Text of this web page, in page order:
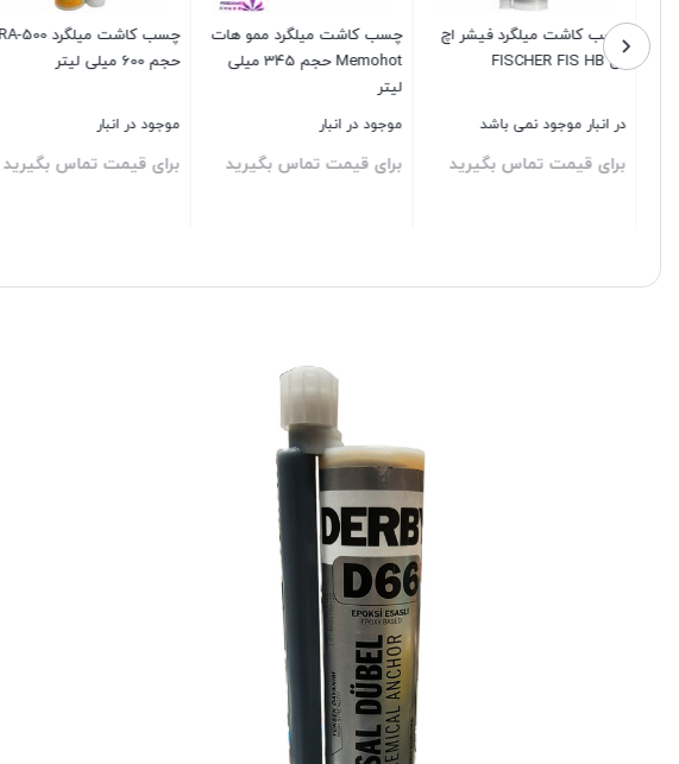
چسب کاشت میلگرد فیشر اچ
بی FISCHER FIS HB
در انبار موجود نمی باشد
برای قیمت تماس بگیرید
چسب کاشت میلگرد ممو هات
Memohot حجم 345 میلی
موجود در انبار
برای قیمت تماس بگیرید
چسب کاشت میلگرد RA-500
حجم 600 میلی لیتر
موجود در انبار
برای قیمت تماس بگیرید